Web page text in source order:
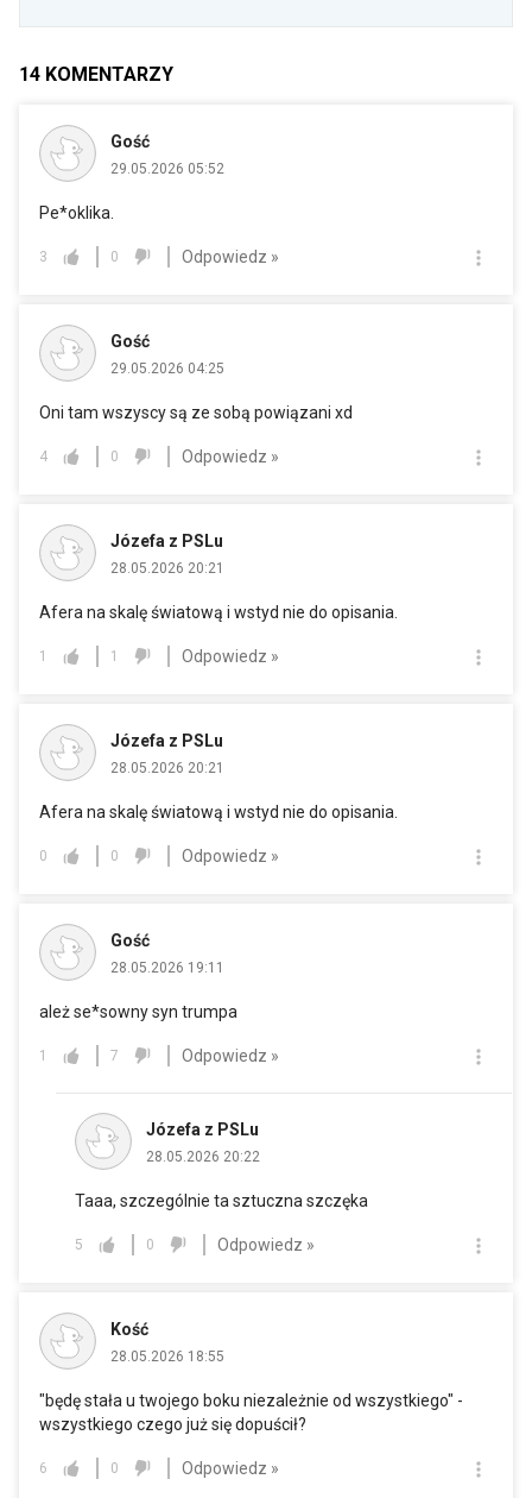
14 KOMENTARZY
Gość
29.05.2026 05:52
Pe*oklika.
3 0 Odpowiedz »
Gość
29.05.2026 04:25
Oni tam wszyscy są ze sobą powiązani xd
4 0 Odpowiedz »
Józefa z PSLu
28.05.2026 20:21
Afera na skalę światową i wstyd nie do opisania.
1 1 Odpowiedz »
Józefa z PSLu
28.05.2026 20:21
Afera na skalę światową i wstyd nie do opisania.
0 0 Odpowiedz »
Gość
28.05.2026 19:11
ależ se*sowny syn trumpa
1 7 Odpowiedz »
Józefa z PSLu
28.05.2026 20:22
Taaa, szczególnie ta sztuczna szczęka
5 0 Odpowiedz »
Kość
28.05.2026 18:55
"będę stała u twojego boku niezależnie od wszystkiego" -
wszystkiego czego już się dopuścił?
6 0 Odpowiedz »